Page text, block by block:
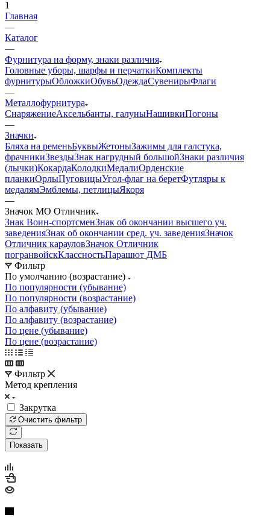
1
Главная
—
Каталог
—
Фурнитура на форму, знаки различия
Головные уборы, шарфы и перчаткиКомплекты
фурнитурыОбложкиОбувьОдеждаСувенирыФлаги
—
Металлофурнитура
СнаряжениеАксельбанты, галуныНашивкиПогоны
—
Значки
Бляха на ременьБуквыЖетоныЗажимы для галстука,
фрачникиЗвездыЗнак нагрудный большойЗнаки различия
(лычки)КокардаКолодкиМедалиОрденские
планкиОрлыПуговицыУгол-флаг на беретФутляры к
медалямЭмблемы, петлицыЯкоря
—
Значок МО Отличник
Знак Воин-спортсменЗнак об окончании высшего уч.
заведенияЗнак об окончании сред. уч. заведенияЗначок
Отличник карауловЗначок Отличник
погранвойскКлассностьПарашют ДМБ
Фильтр
По умолчанию (возрастание)
По популярности (убывание)
По популярности (возрастание)
По алфавиту (убывание)
По алфавиту (возрастание)
По цене (убывание)
По цене (возрастание)
Фильтр
Метод крепления
Закрутка
Очистить фильтр
Показать